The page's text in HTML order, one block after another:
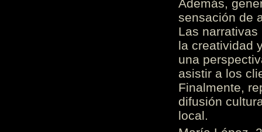
Además,
sensación de
Las
la creatividad
una
asistir a los
Finalmente,
difusión
local.